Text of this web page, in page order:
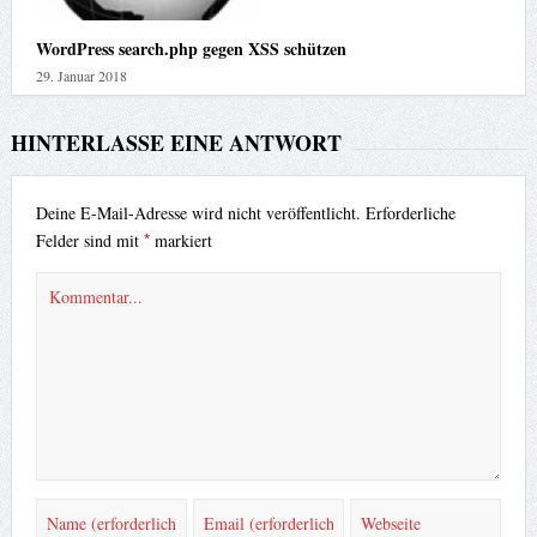
WordPress search.php gegen XSS schützen
29. Januar 2018
HINTERLASSE EINE ANTWORT
Deine E-Mail-Adresse wird nicht veröffentlicht. Erforderliche
Felder sind mit *markiert